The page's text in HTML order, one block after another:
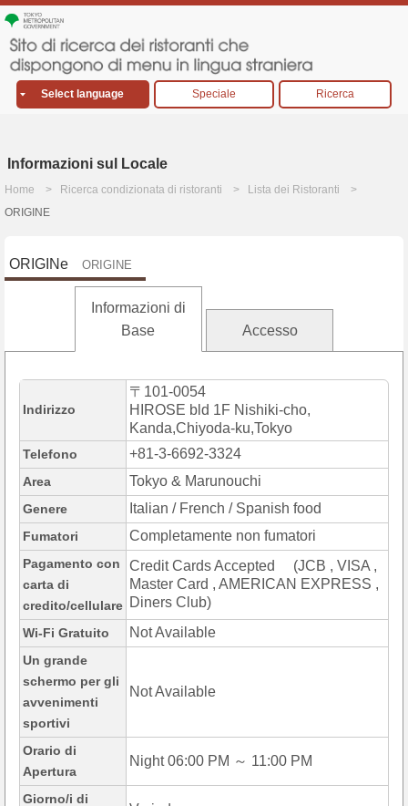
Select language Speciale Ricerca
Informazioni sul Locale
Home Ricerca condizionata di ristoranti
Lista dei Ristoranti
ORIGINE
ORIGINe ORIGINE
Informazioni di
Base
Accesso
Indirizzo
〒101-0054
HIROSE bld 1F Nishiki-cho,
Kanda,Chiyoda-ku,Tokyo
Telefono +81-3-6692-3324
Area Tokyo & Marunouchi
Genere Italian / French / Spanish food
Fumatori Completamente non fumatori
Pagamento con
carta di
credito/cellulare
Credit Cards Accepted (JCB , VISA ,
Master Card , AMERICAN EXPRESS ,
Diners Club)
Wi-Fi Gratuito Not Available
Un grande
schermo per gli
avvenimenti
sportivi
Not Available
Orario di
Apertura
Night 06:00 PM ～ 11:00 PM
Giorno/i di